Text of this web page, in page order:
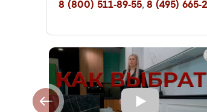
8 (800) 511-89-55, 8 (495) 665-